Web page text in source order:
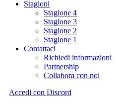
Stagioni
Stagione 4
Stagione 3
Stagione 2
Stagione 1
Contattaci
Richiedi informazioni
Partnership
Collabora con noi
Accedi con Discord